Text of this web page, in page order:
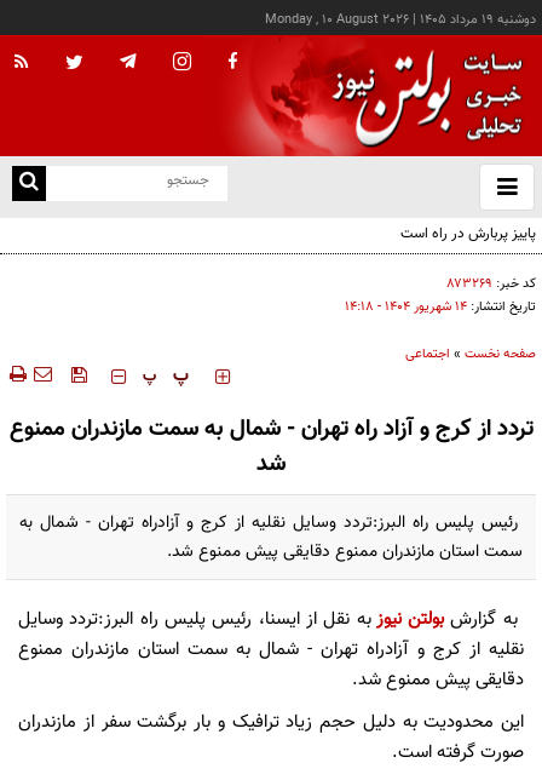
دوشنبه ۱۹ مرداد ۱۴۰۵ |
Monday , 10 August 2026
باز
و
کد خبر: ۸۷۳۲۶۹
تاریخ انتشار: ۱۴ شهريور ۱۴۰۴ - ۱۴:۱۸
صفحه نخست » اجتماعی
‍‍‍ پ پ
تردد از کرج و آزاد راه تهران - شمال به سمت مازندران ممنوع
شد
رئیس پلیس راه البرز:تردد وسایل نقلیه از کرج و آزادراه تهران - شمال به
سمت استان مازندران ممنوع دقایقی پیش ممنوع شد.
به گزارشبولتن نیوزبه نقل از ایسنا، رئیس پلیس راه البرز:تردد وسایل
نقلیه از کرج و آزادراه تهران - شمال به سمت استان مازندران ممنوع
دقایقی پیش ممنوع شد.
این محدودیت به دلیل حجم زیاد ترافیک و بار برگشت سفر از مازندران
صورت گرفته است.